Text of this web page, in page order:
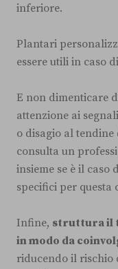
inferiore.
Plantari
essere utili in caso
E non dimenticare
attenzione ai
o disagio al
consulta un
insieme se è il caso
specifici per questa
Infine, struttura il
in modo da
riducendo il rischio